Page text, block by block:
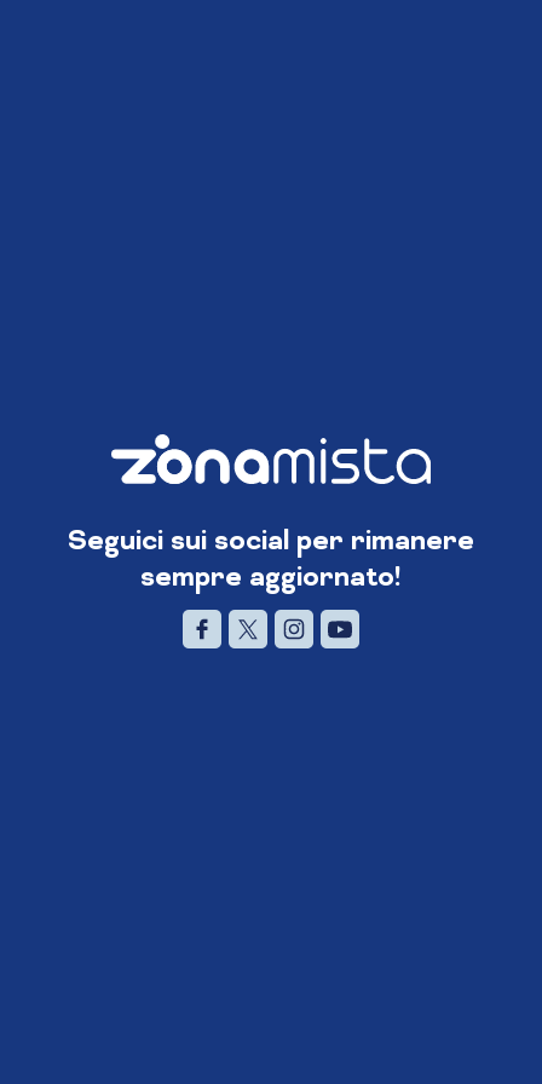
Seguici sui social per rimanere
sempre aggiornato!